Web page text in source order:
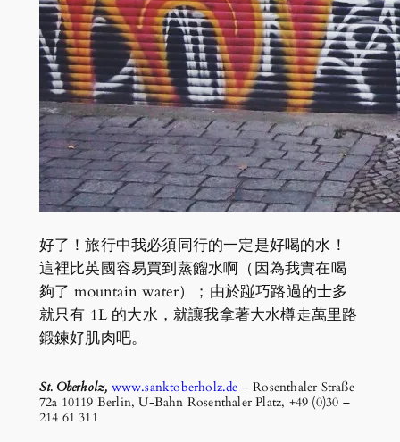
好了！旅行中我必須同行的一定是好喝的水！
這裡比英國容易買到蒸餾水啊（因為我實在喝
夠了 mountain water）；由於踫巧路過的士多
就只有 1L 的大水，就讓我拿著大水樽走萬里路
鍛鍊好肌肉吧。
St. Oberholz, www.sanktoberholz.de – Rosenthaler Straße
72a 10119 Berlin, U-Bahn Rosenthaler Platz, +49 (0)30 –
214 61 311